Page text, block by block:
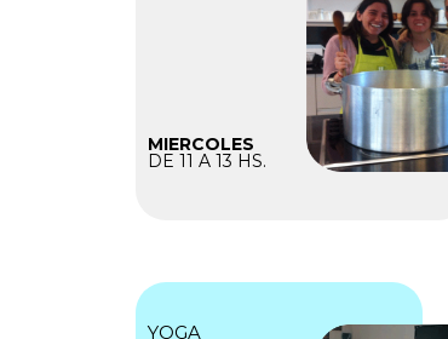
MIERCOLES
DE 11 A 13 HS.
YOGA